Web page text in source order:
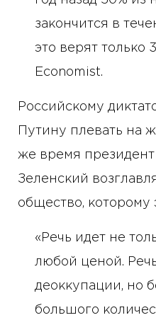
закончится в
это верят только
Economist.
Российскому
Путину плевать на
же время
Зеленский
общество, которому
«Речь идет не
любой ценой.
деоккупации, но
большого